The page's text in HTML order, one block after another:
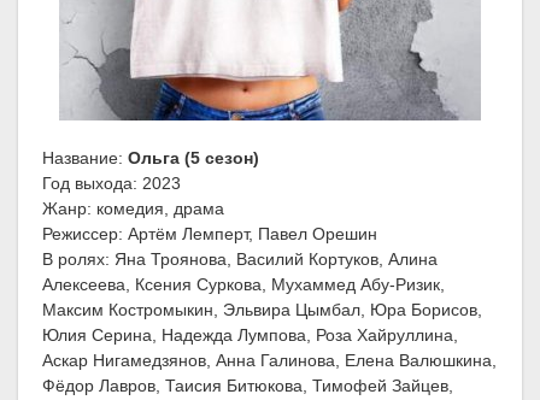
Название: Ольга (5 сезон)
Год выхода: 2023
Жанр: комедия, драма
Режиссер: Артём Лемперт, Павел Орешин
В ролях: Яна Троянова, Василий Кортуков, Алина
Алексеева, Ксения Суркова, Мухаммед Абу-Ризик,
Максим Костромыкин, Эльвира Цымбал, Юра Борисов,
Юлия Серина, Надежда Лумпова, Роза Хайруллина,
Аскар Нигамедзянов, Анна Галинова, Елена Валюшкина,
Фёдор Лавров, Таисия Битюкова, Тимофей Зайцев,